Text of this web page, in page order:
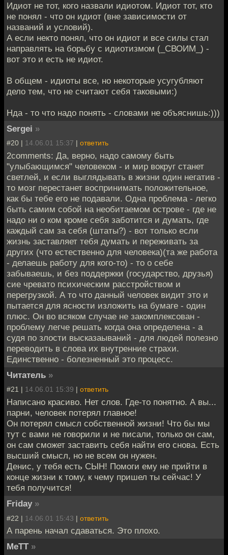
Идиот не тот, кого назвали идиотом. Идиот тот, кто
не понял - что он идиот (вне зависимости от
названий и условий).
А если некто понял, что он идиот и все силы стал
направлять на борьбу с идиотизмом (_СВОИМ_) -
вот это и есть не идиот.
В общем - идиоты все, но некоторые усугубляют
дело тем, что не считают себя таковыми:)
Нда - то что надо понять - словами не объяснишь:)))
Sergei »
#20 | 14.06.01 15:37 | ответить
2comments: Да, верно, надо самому быть
"улыбающимся" человеком - и мир вокруг станет
светлей, и если выглядывать в жизни один негатив -
то мозг перестанет воспринимать положительное,
как бы тебе его не подавали. Одна проблема - легко
быть самим собой на необитаемом острове - где не
надо ни о ком кроме себя заботится и думать, где
каждый сам за себя (штаты?) - вот только если
жизнь заставляет тебя думать и переживать за
других (что естественно для человека)(та же работа
- делаешь работу для кого-то) - то о себе
забываешь, и без поддержки (государство, друзья)
сие чревато психическим расстройством и
перегрузкой. А то что данный человек видит это и
пытается для ясности изложить на бумаге - один
плюс. Он во всяком случае не закомплексован -
проблему легче решать когда она определена - а
судя по злости высказаываний - для людей полезно
переводить в слова их внутренние страхи.
Единственно - болезненный это процесс.
Читатель »
#21 | 14.06.01 15:39 | ответить
Написано красиво. Нет слов. Где-то понятно. А вы...
парни, человек потерял главное!
Он потерял смысл собственной жизни! Что бы мы
тут с вами не говорили и не писали, только он сам,
он сам сможет заставить себя найти его снова. Есть
высший смысл, но не всем он нужен.
Денис, у тебя есть СЫН! Помоги ему не прийти в
конце жизни к тому, к чему пришел ты сейчас! У
тебя получится!
Friday »
#22 | 14.06.01 15:43 | ответить
А парень начал сдаваться. Это плохо.
MeTT »